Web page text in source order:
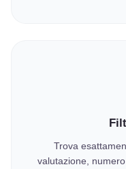
Trova
valutazione,